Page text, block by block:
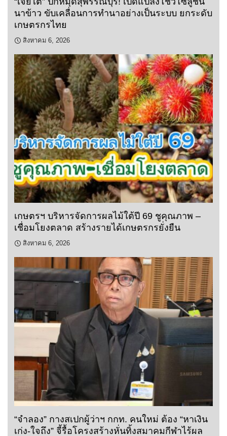
นาข้าว ขับเคลื่อนการทำนาอย่างเป็นระบบ ยกระดับ
เกษตรกรไทย
สิงหาคม 6, 2026
เกษตรฯ บริหารจัดการผลไม้ใต้ปี 69 ชูคุณภาพ –
เชื่อมโยงตลาด สร้างรายได้เกษตรกรยั่งยืน
สิงหาคม 6, 2026
“จำลอง” กางสเปกผู้ว่าฯ กกท. คนใหม่ ต้อง “หาเงิน
เก่ง-ใจถึง” จี้รื้อโครงสร้างหั่นทิ้งสมาคมกีฬาไร้ผล